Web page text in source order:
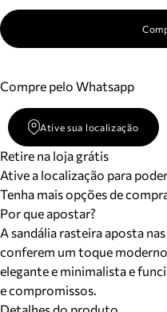
Compre pelo Whatsapp
Ative sua localização
Retire na loja grátis
Ative a localização para
Tenha mais opções de
Por que apostar?
A sandália rasteira aposta
conferem um toque
elegante e minimalista e
e compromissos.